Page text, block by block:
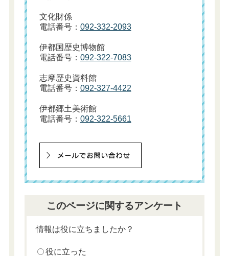
文化財係
電話番号： 092-332-2093
伊都国歴史博物館
電話番号： 092-322-7083
志摩歴史資料館
電話番号： 092-327-4422
伊都郷土美術館
電話番号： 092-322-5661
このページに関するアンケート
情報は役に立ちましたか？
役に立った